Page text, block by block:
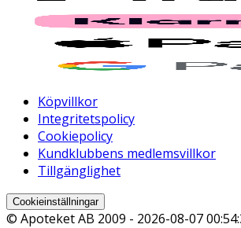
Köpvillkor
Integritetspolicy
Cookiepolicy
Kundklubbens medlemsvillkor
Tillgänglighet
Cookieinställningar
© Apoteket AB 2009 - 2026-08-07